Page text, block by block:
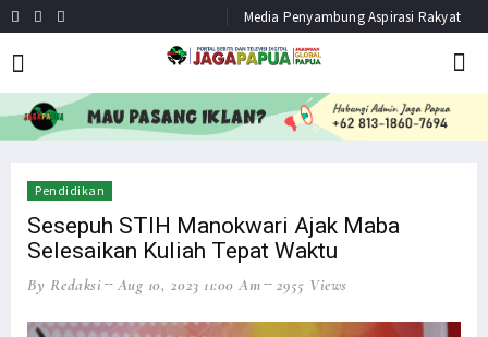
Media Penyambung Aspirasi Rakyat
HEADLINENEWS
Pendidikan
Sesepuh STIH Manokwari Ajak Maba
Selesaikan Kuliah Tepat Waktu
By Redaksi Aug 10, 2023 11:00 Am 2955 Views